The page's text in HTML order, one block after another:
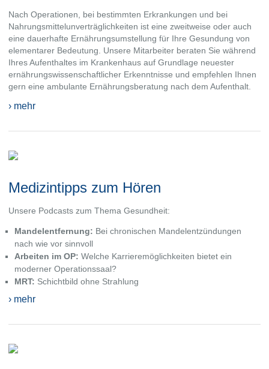
Nach Operationen, bei bestimmten Erkrankungen und bei
Nahrungsmittelunverträglichkeiten ist eine zweitweise oder auch
eine dauerhafte Ernährungsumstellung für Ihre Gesundung von
elementarer Bedeutung. Unsere Mitarbeiter beraten Sie während
Ihres Aufenthaltes im Krankenhaus auf Grundlage neuester
ernährungswissenschaftlicher Erkenntnisse und empfehlen Ihnen
gern eine ambulante Ernährungsberatung nach dem Aufenthalt.
› mehr
Medizintipps zum Hören
Unsere Podcasts zum Thema Gesundheit:
Mandelentfernung: Bei chronischen Mandelentzündungen
nach wie vor sinnvoll
Arbeiten im OP: Welche Karrieremöglichkeiten bietet ein
moderner Operationssaal?
MRT: Schichtbild ohne Strahlung
› mehr